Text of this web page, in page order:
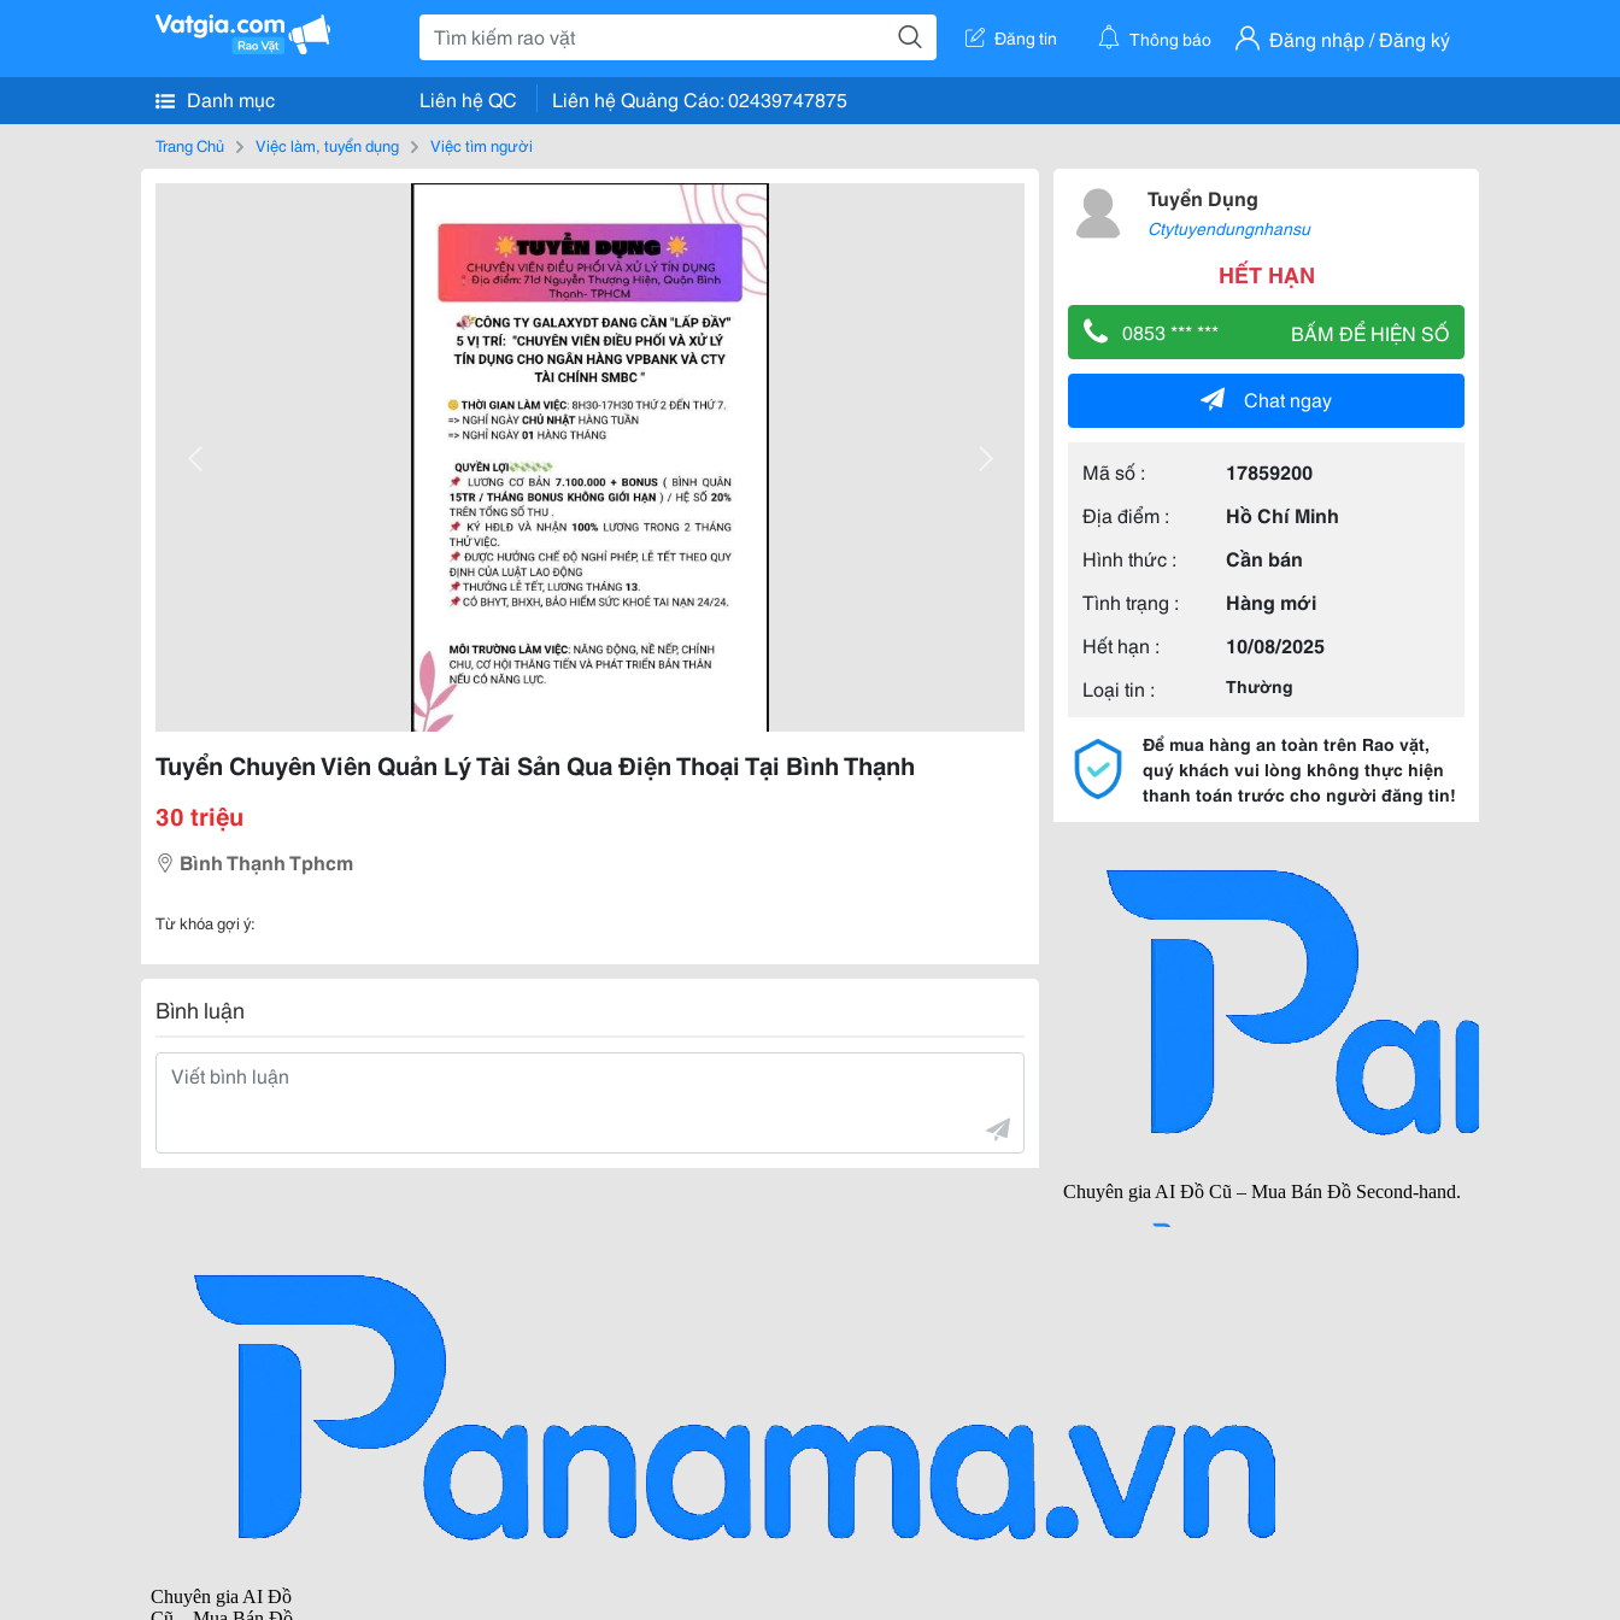
Đăng tin Thông báo Đăng nhập / Đăng ký
Danh mục Liên hệ QC Liên hệ Quảng Cáo: 02439747875
Trang Chủ Việc làm, tuyển dụng Việc tìm người
Tuyển Chuyên Viên Quản Lý Tài Sản Qua Điện Thoại Tại Bình Thạnh
30 triệu
Bình Thạnh Tphcm
Từ khóa gợi ý:
Bình luận
Tuyển Dụng
Ctytuyendungnhansu
HẾT HẠN
0853 *** *** BẤM ĐỂ HIỆN SỐ
Chat ngay
Mã số :
17859200
Địa điểm :
Hồ Chí Minh
Hình thức :
Cần bán
Tình trạng :
Hàng mới
Hết hạn :
10/08/2025
Loại tin :
Thường
Để mua hàng an toàn trên Rao vặt,
quý khách vui lòng không thực hiện
thanh toán trước cho người đăng tin!